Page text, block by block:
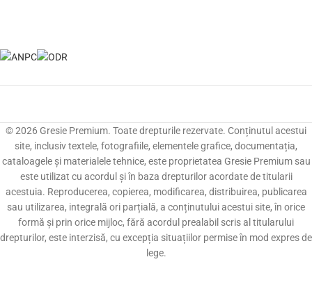
© 2026 Gresie Premium. Toate drepturile rezervate. Conținutul acestui
site, inclusiv textele, fotografiile, elementele grafice, documentația,
cataloagele și materialele tehnice, este proprietatea Gresie Premium sau
este utilizat cu acordul și în baza drepturilor acordate de titularii
acestuia. Reproducerea, copierea, modificarea, distribuirea, publicarea
sau utilizarea, integrală ori parțială, a conținutului acestui site, în orice
formă și prin orice mijloc, fără acordul prealabil scris al titularului
drepturilor, este interzisă, cu excepția situațiilor permise în mod expres de
lege.